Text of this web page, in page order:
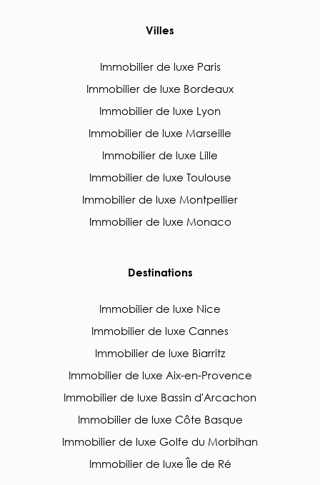
Villes
Immobilier de luxe Paris
Immobilier de luxe Bordeaux
Immobilier de luxe Lyon
Immobilier de luxe Marseille
Immobilier de luxe Lille
Immobilier de luxe Toulouse
Immobilier de luxe Montpellier
Immobilier de luxe Monaco
Destinations
Immobilier de luxe Nice
Immobilier de luxe Cannes
Immobilier de luxe Biarritz
Immobilier de luxe Aix-en-Provence
Immobilier de luxe Bassin d'Arcachon
Immobilier de luxe Côte Basque
Immobilier de luxe Golfe du Morbihan
Immobilier de luxe Île de Ré